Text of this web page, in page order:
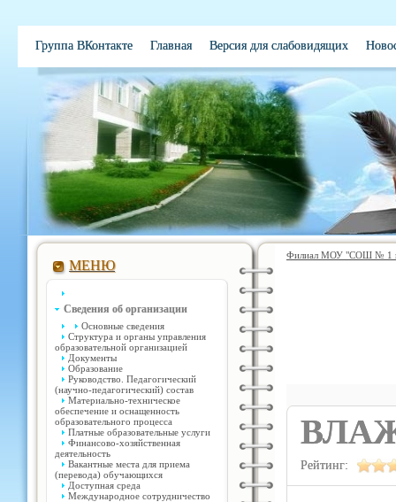
Группа ВКонтакте Главная Версия для слабовидящих
Электронная школа Обратная связь Вакансии Контакты
МЕНЮ
Сведения об организации
Основные сведения
Структура и органы управления
образовательной организацией
Документы
Образование
Руководство. Педагогический
(научно-педагогический) состав
Материально-техническое
обеспечение и оснащенность
образовательного процесса
Платные образовательные услуги
Финансово-хозяйственная
деятельность
Вакантные места для приема
(перевода) обучающихся
Доступная среда
Международное сотрудничество
Филиал МОУ "СОШ № 1
Рейтинг: